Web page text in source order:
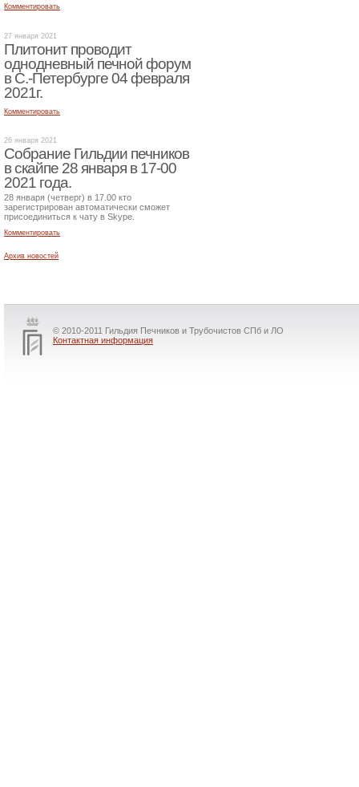
Комментировать
27 января 2021
Плитонит проводит
однодневный печной форум
в С.-Петербурге 04 февраля
2021г.
Комментировать
26 января 2021
Собрание Гильдии печников
в скайпе 28 января в 17-00
2021 года.
28 января (четверг) в 17.00 кто
зарегистрирован автоматически сможет
присоединиться к чату в Skype.
Комментировать
Архив новостей
© 2010-2011 Гильдия Печников и Трубочистов СПб и ЛО
Контактная информация